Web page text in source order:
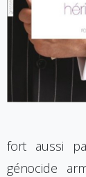
fort aussi
génocide